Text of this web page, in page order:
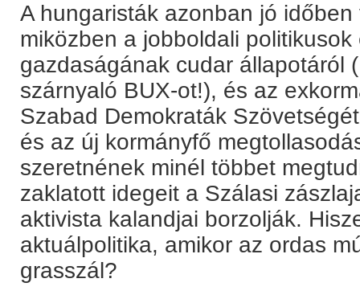
A hungaristák azonban jó
miközben a jobboldali
gazdaságának cudar állapotáról
szárnyaló BUX-ot!), és az
Szabad Demokraták
és az új kormányfő
szeretnének minél többet
zaklatott idegeit a Szálasi
aktivista kalandjai borzolják.
aktuálpolitika, amikor az ordas
grasszál?